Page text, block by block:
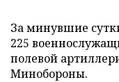
За минувшие
225
полевой
Минобороны.